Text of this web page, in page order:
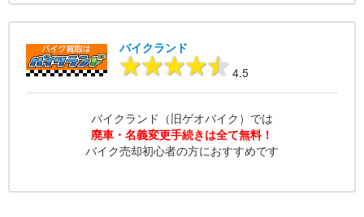
バイクランド
4.5
バイクランド（旧ゲオバイク）では
廃車・名義変更手続きは全て無料！
バイク売却初心者の方におすすめです